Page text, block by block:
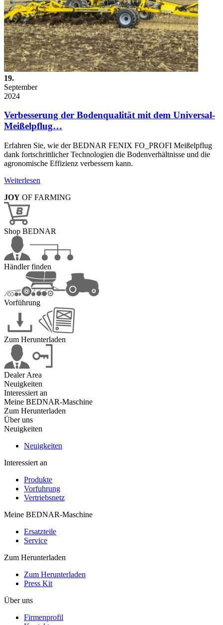
19.
September
2024
Verbesserung der Bodenqualität mit dem Universal-
Meißelpflug…
Erfahren Sie, wie der BEDNAR FENIX FO_PROFI Meißelpflug
dank fortschrittlicher Technologien die Bodenverhältnisse und die
agronomische Effizienz verbessern kann.
Weiterlesen
JOY OF FARMING
Shop BEDNAR
Händler finden
Vorführung
Zum Herunterladen
Dealer Area
Neuigkeiten
Interessiert an
Meine BEDNAR-Maschine
Zum Herunterladen
Über uns
Neuigkeiten
Neuigkeiten
Interessiert an
Produkte
Vorfuhrung
Vertriebsnetz
Meine BEDNAR-Maschine
Ersatzteile
Service
Zum Herunterladen
Zum Herunterladen
Press Kit
Über uns
Firmenprofil